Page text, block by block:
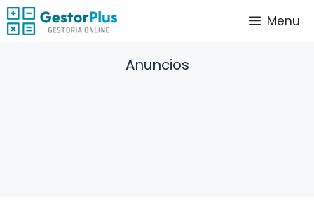
Saltar
al
Menu
Anuncios